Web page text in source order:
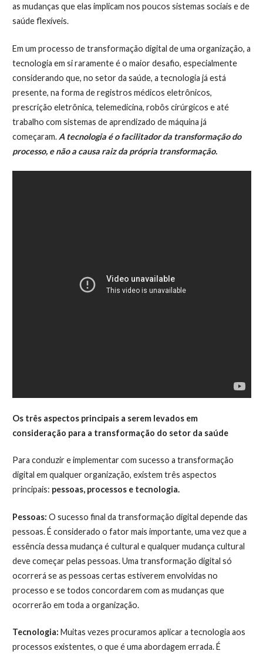
as mudanças que elas implicam nos poucos sistemas sociais e de
saúde flexíveis.
Em um processo de transformação digital de uma organização, a
tecnologia em si raramente é o maior desafio, especialmente
considerando que, no setor da saúde, a tecnologia já está
presente, na forma de registros médicos eletrônicos,
prescrição eletrônica, telemedicina, robôs cirúrgicos e até
trabalho com sistemas de aprendizado de máquina já
começaram. A tecnologia é o facilitador da transformação do
processo, e não a causa raiz da própria transformação.
Os três aspectos principais a serem levados em
consideração para a transformação do setor da saúde
Para conduzir e implementar com sucesso a transformação
digital em qualquer organização, existem três aspectos
principais: pessoas, processos e tecnologia.
Pessoas: O sucesso final da transformação digital depende das
pessoas. É considerado o fator mais importante, uma vez que a
essência dessa mudança é cultural e qualquer mudança cultural
deve começar pelas pessoas. Uma transformação digital só
ocorrerá se as pessoas certas estiverem envolvidas no
processo e se todos concordarem com as mudanças que
ocorrerão em toda a organização.
Tecnologia: Muitas vezes procuramos aplicar a tecnologia aos
processos existentes, o que é uma abordagem errada. É